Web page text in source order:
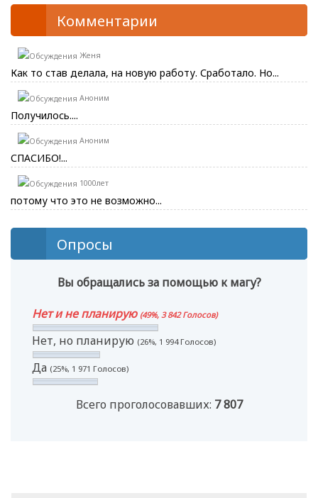
Комментарии
Женя
Как то став делала, на новую работу. Сработало. Но...
Аноним
Получилось....
Аноним
СПАСИБО!...
1000лет
потому что это не возможно...
Опросы
Вы обращались за помощью к магу?
Нет и не планирую (49%, 3 842 Голосов)
Нет, но планирую (26%, 1 994 Голосов)
Да (25%, 1 971 Голосов)
Всего проголосовавших: 7 807